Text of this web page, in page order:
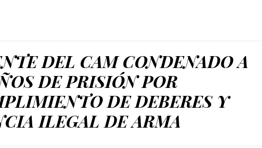
DEL CAM CONDENADO A
DE PRISIÓN POR
DE DEBERES Y
ILEGAL DE ARMA